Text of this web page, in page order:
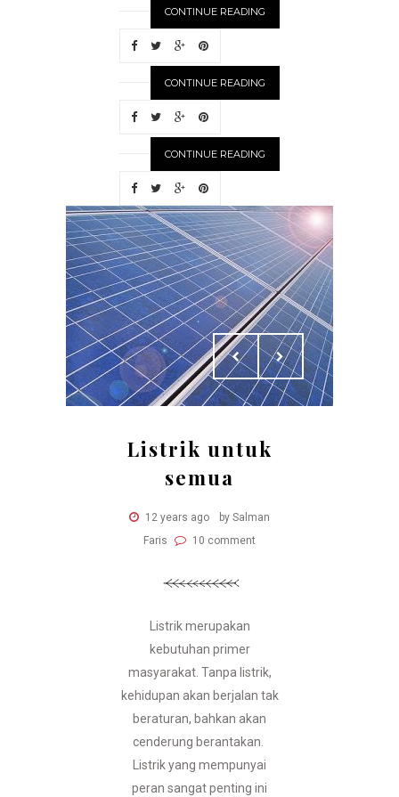
CONTINUE READING
CONTINUE READING
CONTINUE READING
Listrik untuk
semua
12 years ago
by Salman
Faris
10 comment
Listrik merupakan
kebutuhan primer
masyarakat. Tanpa listrik,
kehidupan akan berjalan tak
beraturan, bahkan akan
cenderung berantakan.
Listrik yang mempunyai
peran sangat penting ini